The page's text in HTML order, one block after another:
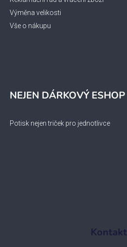
Výměna velikosti
Vše o nákupu
NEJEN DÁRKOVÝ ESHOP
Potisk nejen triček pro jednotlivce
Kontakt